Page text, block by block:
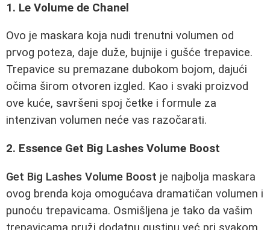
1. Le Volume de Chanel
Ovo je maskara koja nudi trenutni volumen od
prvog poteza, daje duže, bujnije i gušće trepavice.
Trepavice su premazane dubokom bojom, dajući
očima širom otvoren izgled. Kao i svaki proizvod
ove kuće, savršeni spoj četke i formule za
intenzivan volumen neće vas razočarati.
2. Essence Get Big Lashes Volume Boost
Get Big Lashes Volume Boost je najbolja maskara
ovog brenda koja omogućava dramatičan volumen i
punoću trepavicama. Osmišljena je tako da vašim